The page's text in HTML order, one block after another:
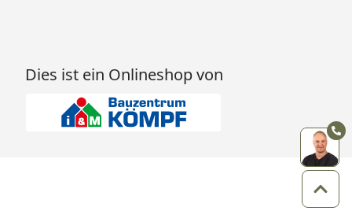
Dies ist ein Onlineshop von